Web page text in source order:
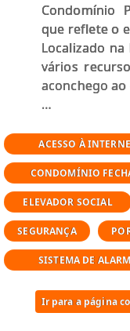
Condomínio
que reflete o
Localizado
vários
aconchego
academia
piscina
salão de
sauna
lavanderia no
Condomínio
para
moradores
um só lugar.
ACESSO À
CONDOMÍNIO
ELEVADOR SOCIAL
SEGURANÇA
SISTEMA DE
Ir para a página